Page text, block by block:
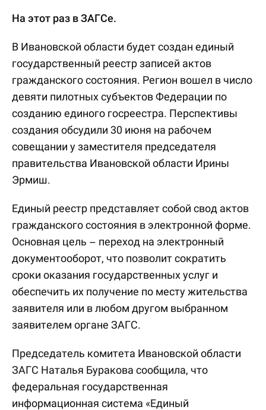
На этот раз в ЗАГСе.
В Ивановской области будет создан единый
государственный реестр записей актов
гражданского состояния. Регион вошел в число
девяти пилотных субъектов Федерации по
созданию единого госреестра. Перспективы
создания обсудили 30 июня на рабочем
совещании у заместителя председателя
правительства Ивановской области Ирины
Эрмиш.
Единый реестр представляет собой свод актов
гражданского состояния в электронной форме.
Основная цель – переход на электронный
документооборот, что позволит сократить
сроки оказания государственных услуг и
обеспечить их получение по месту жительства
заявителя или в любом другом выбранном
заявителем органе ЗАГС.
Председатель комитета Ивановской области
ЗАГС Наталья Буракова сообщила, что
федеральная государственная
информационная система «Единый